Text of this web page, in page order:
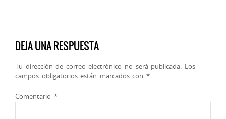
DEJA UNA RESPUESTA
Tu dirección de correo electrónico no será publicada. Los
campos obligatorios están marcados con *
Comentario *